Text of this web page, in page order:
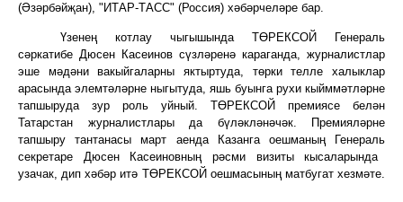
(Әзәрбәйҗан), " ИТАР-ТАСС" (Россия) хәбәрчеләре бар.
Үзенең котлау чыгышында ТӨРЕКСОЙ Генераль
сәркатибе Дюсен Касеинов сүзләренә караганда, журналистлар
эше мәдәни вакыйгаларны яктыртуда, төрки телле халыклар
арасында элемтәләрне ныгытуда, яшь буынга рухи кыйммәтләрне
тапшыруда зур роль уйный. ТӨРЕКСОЙ премиясе белән
Татарстан журналистлары да бүләкләнәчәк.
Премияләрне
тапшыру тантанасы март аенда Казанга оешманың Генераль
секретаре Дюсен Касеиновның рәсми визиты кысаларында
узачак, дип хәбәр итә ТӨРЕКСОЙ оешмасының матбугат хезмәте.